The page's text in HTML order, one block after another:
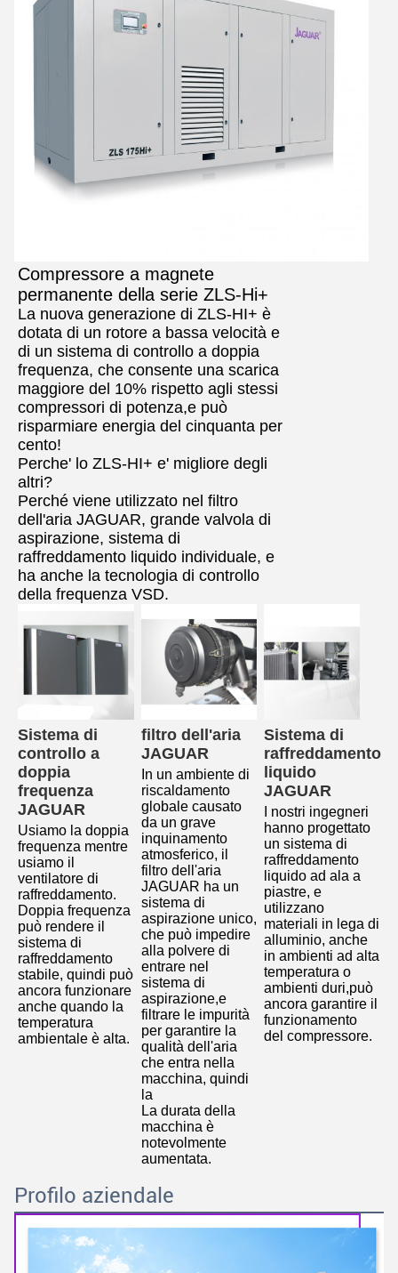
Compressore a magnete
permanente della serie ZLS-Hi+
La nuova generazione di ZLS-HI+ è
dotata di un rotore a bassa velocità e
di un sistema di controllo a doppia
frequenza, che consente una scarica
maggiore del 10% rispetto agli stessi
compressori di potenza,e può
risparmiare energia del cinquanta per
cento!
Perche' lo ZLS-HI+ e' migliore degli
altri?
Perché viene utilizzato nel filtro
dell'aria JAGUAR, grande valvola di
aspirazione, sistema di
raffreddamento liquido individuale, e
ha anche la tecnologia di controllo
della frequenza VSD.
Sistema di
controllo a
doppia
frequenza
JAGUAR
Usiamo la doppia
frequenza mentre
usiamo il
ventilatore di
raffreddamento.
Doppia frequenza
può rendere il
sistema di
raffreddamento
stabile, quindi può
ancora funzionare
anche quando la
temperatura
ambientale è alta.
filtro dell'aria
JAGUAR
In un ambiente di
riscaldamento
globale causato
da un grave
inquinamento
atmosferico, il
filtro dell'aria
JAGUAR ha un
sistema di
aspirazione unico,
che può impedire
alla polvere di
entrare nel
sistema di
aspirazione,e
filtrare le impurità
per garantire la
qualità dell'aria
che entra nella
macchina, quindi
la
La durata della
macchina è
notevolmente
aumentata.
Sistema di
raffreddamento
liquido
JAGUAR
I nostri ingegneri
hanno progettato
un sistema di
raffreddamento
liquido ad ala a
piastre, e
utilizzano
materiali in lega di
alluminio, anche
in ambienti ad alta
temperatura o
ambienti duri,può
ancora garantire il
funzionamento
del compressore.
Profilo aziendale